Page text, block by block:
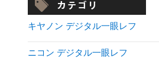
キヤノン デジタル一眼レフ
ニコン デジタル一眼レフ